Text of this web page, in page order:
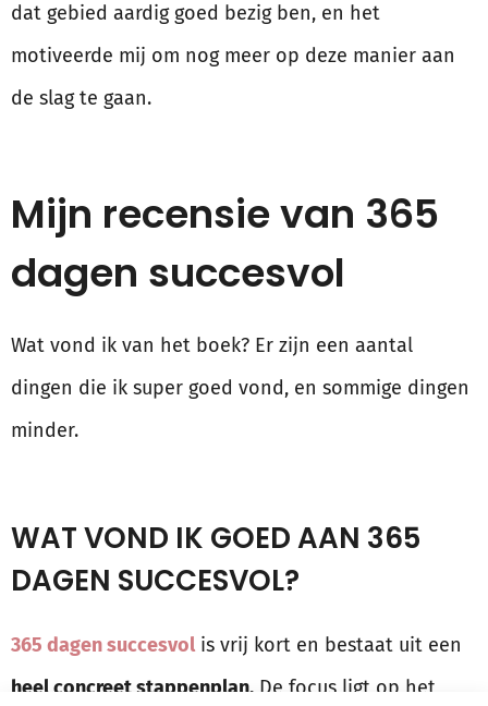
dat gebied aardig goed bezig ben, en het
motiveerde mij om nog meer op deze manier aan
de slag te gaan.
Mijn recensie van 365
dagen succesvol
Wat vond ik van het boek? Er zijn een aantal
dingen die ik super goed vond, en sommige dingen
minder.
WAT VOND IK GOED AAN 365
DAGEN SUCCESVOL?
365 dagen succesvolis vrij kort en bestaat uit een
heel concreet stappenplan. De focus ligt op het